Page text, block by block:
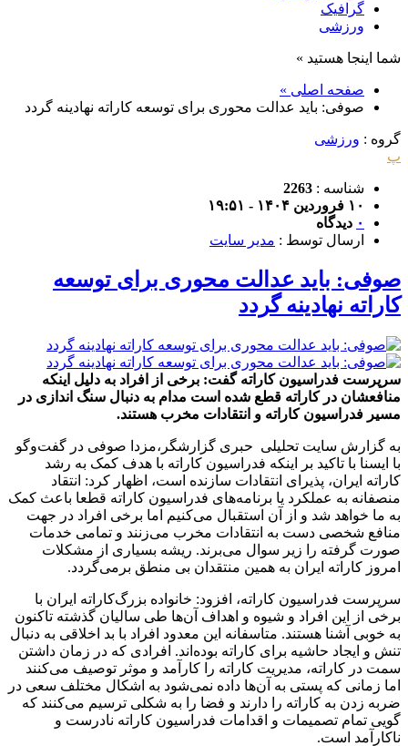
گرافیک
ورزشی
شما اینجا هستید »
صفحه اصلی »
صوفی: باید عدالت محوری برای توسعه کاراته نهادینه گردد
گروه : ورزشی
پ
شناسه : 2263
۱۰ فروردین ۱۴۰۴ - ۱۹:۵۱
۰ دیدگاه
ارسال توسط : مدیر سایت
صوفی: باید عدالت محوری برای توسعه
کاراته نهادینه گردد
سرپرست فدراسیون کاراته گفت: برخی از افراد به دلیل اینکه
منافعشان در کاراته قطع شده است مدام به دنبال سنگ اندازی در
مسیر فدراسیون کاراته و انتقادات مخرب هستند.
به گزارش سایت تحلیلی حبری گزارشگر،مزدا صوفی در گفت‌وگو
با ایسنا با تاکید بر اینکه فدراسیون کاراته با هدف کمک به رشد
کاراته ایران، پذیرای انتقادات سازنده است، اظهار کرد: انتقاد
منصفانه به عملکرد یا برنامه‌های فدراسیون کاراته قطعا باعث کمک
به ما خواهد شد و از آن استقبال می‌کنیم اما برخی افراد در جهت
منافع شخصی دست به انتقادات مخرب می‌زنند و تمامی خدمات
صورت گرفته را زیر سوال می‌برند. ریشه بسیاری از مشکلات
امروز کاراته ایران به همین منتقدان بی منطق برمی‌گردد.
سرپرست فدراسیون کاراته، افزود: خانواده بزرگ‌کاراته ایران با
برخی از این افراد و شیوه و اهداف آن‌ها طی سالیان گذشته تاکنون
به خوبی آشنا هستند. متاسفانه این معدود افراد با بد اخلاقی به دنبال
تنش و ایجاد حاشیه برای کاراته بوده‌اند. افرادی که در زمان داشتن
سمت در کاراته،‌ مدیریت کاراته را کارآمد و موثر توصیف می‌کنند
اما زمانی که پستی به آن‌ها داده نمی‌شود به اشکال مختلف سعی در
ضربه زدن به کاراته را دارند و فضا را به شکلی ترسیم می‌کنند که
گویی تمام تصمیمات و اقدامات فدراسیون کاراته نادرست و
ناکارآمد است.